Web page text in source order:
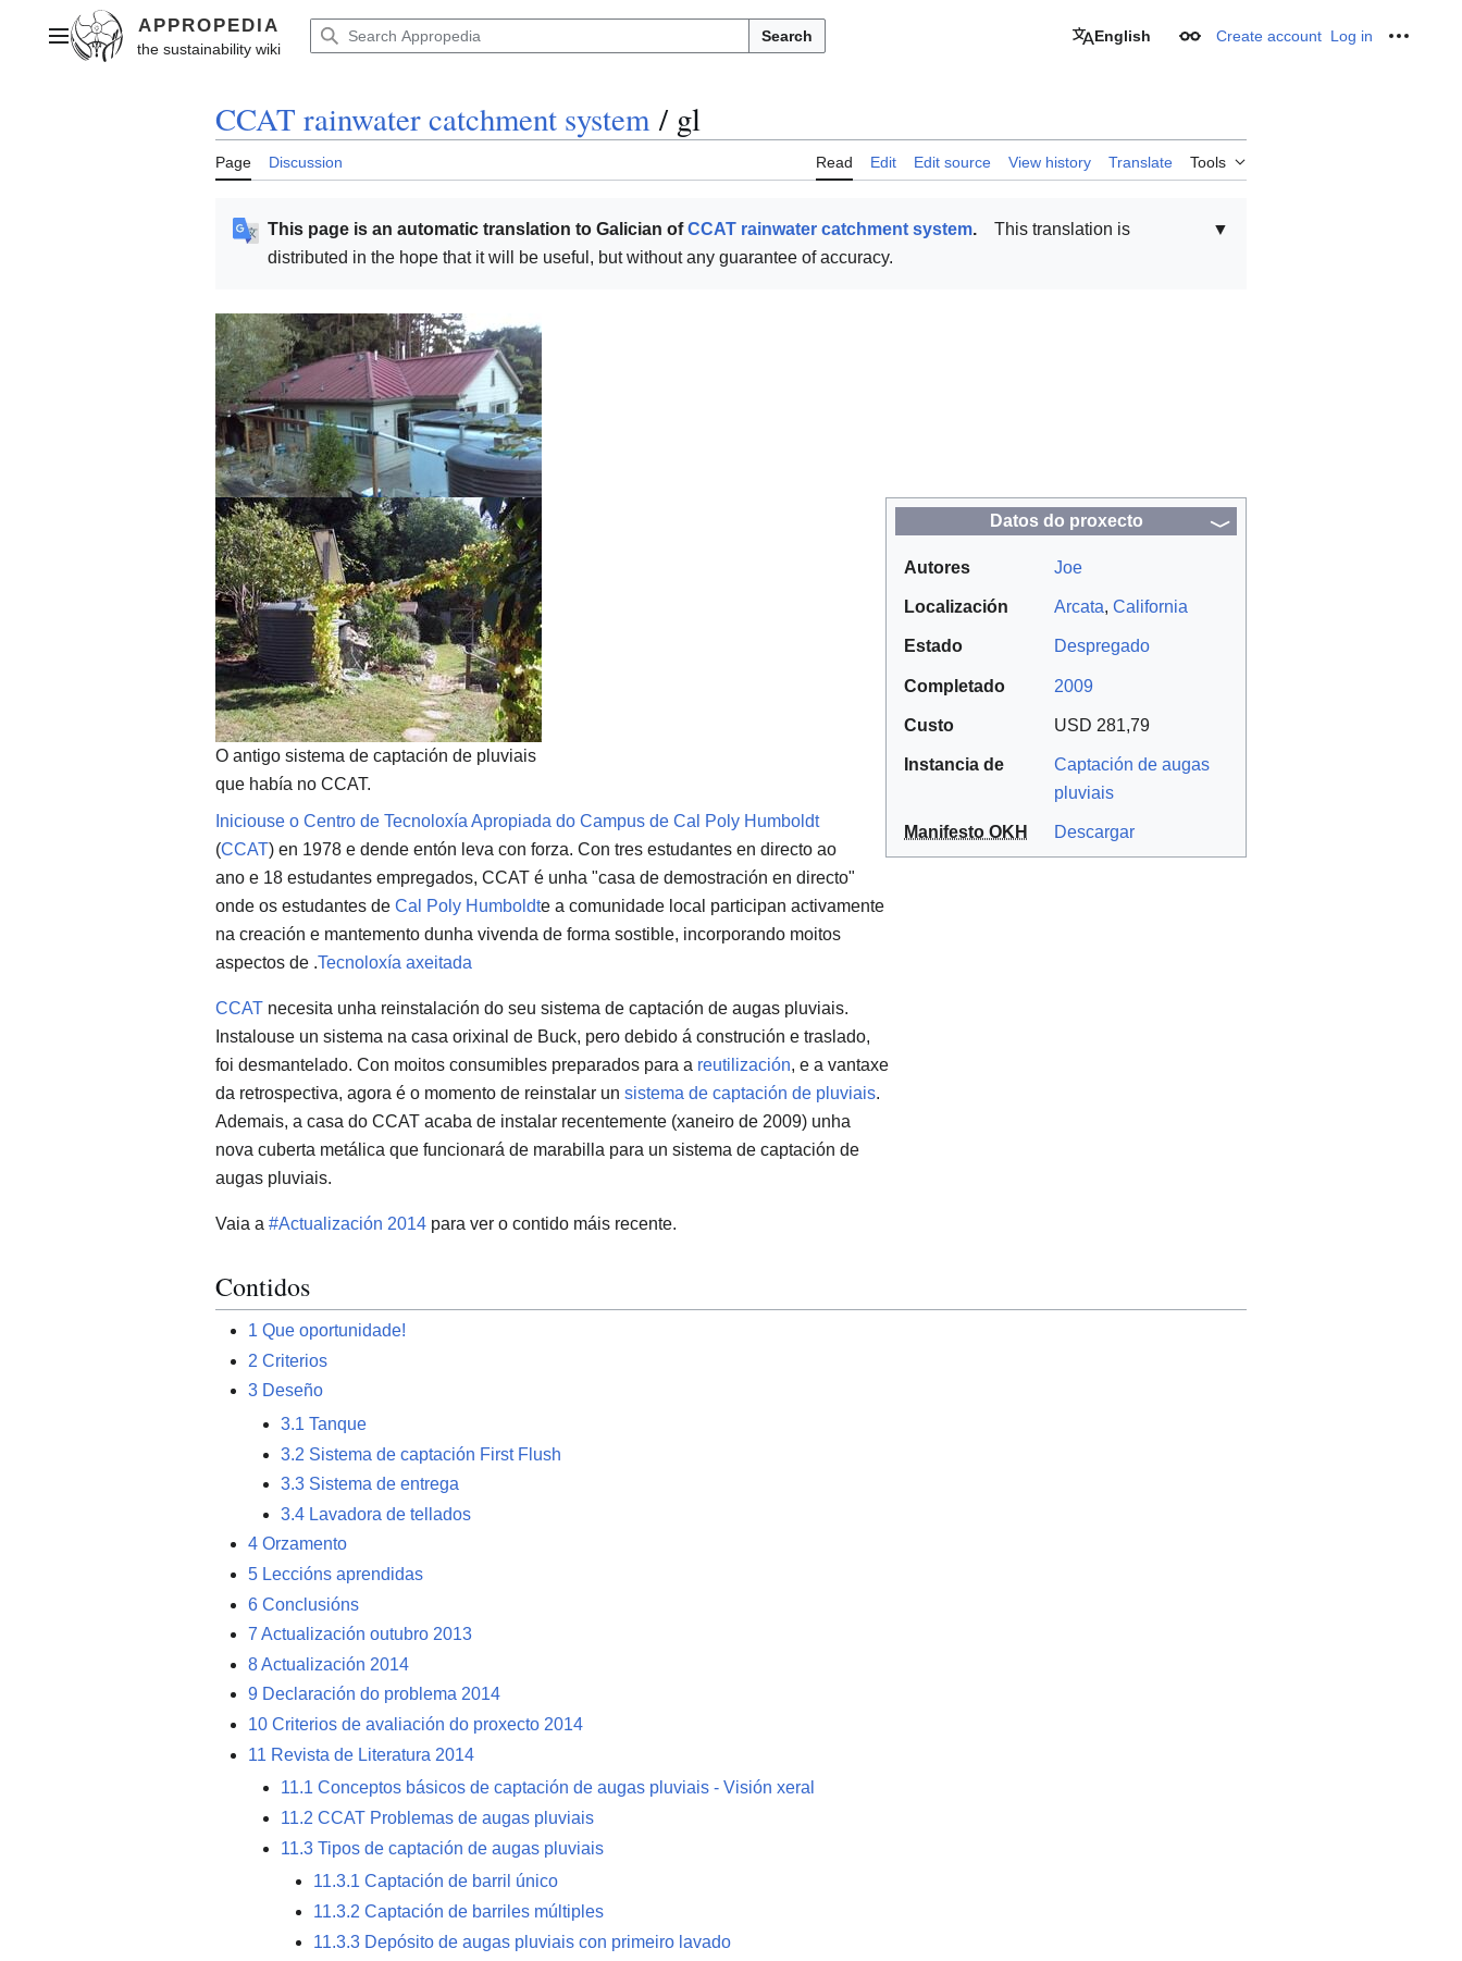
contentMain menu Search English Appearance
Create account Log in
CCAT rainwater catchment system / gl
Page Discussion Read Edit Edit source View history Translate Tools
▼
This page is an automatic translation to Galician ofCCAT rainwater catchment system.
This translation is
distributed in the hope that it will be useful, but without any guarantee of accuracy.
Datos do proxecto
Autores Joe
Localización Arcata, California
Estado Despregado
Completado 2009
Custo USD 281,79
Instancia de
Captación de augas
pluviais
Manifesto OKH Descargar
O antigo sistema de captación de pluviais
que había no CCAT.
Iniciouse o Centro de Tecnoloxía Apropiada do Campus de Cal Poly Humboldt
(CCAT) en 1978 e dende entón leva con forza. Con tres estudantes en directo ao
ano e 18 estudantes empregados, CCAT é unha "casa de demostración en directo"
onde os estudantes de Cal Poly Humboldte a comunidade local participan activamente
na creación e mantemento dunha vivenda de forma sostible, incorporando moitos
aspectos de .Tecnoloxía axeitada
CCAT necesita unha reinstalación do seu sistema de captación de augas pluviais.
Instalouse un sistema na casa orixinal de Buck, pero debido á construción e traslado,
foi desmantelado. Con moitos consumibles preparados para a reutilización, e a vantaxe
da retrospectiva, agora é o momento de reinstalar un sistema de captación de pluviais.
Ademais, a casa do CCAT acaba de instalar recentemente (xaneiro de 2009) unha
nova cuberta metálica que funcionará de marabilla para un sistema de captación de
augas pluviais.
Vaia a #Actualización 2014 para ver o contido máis recente.
Contidos
1 Que oportunidade!
2 Criterios
3 Deseño
3.1 Tanque
3.2 Sistema de captación First Flush
3.3 Sistema de entrega
3.4 Lavadora de tellados
4 Orzamento
5 Leccións aprendidas
6 Conclusións
7 Actualización outubro 2013
8Actualización 2014
9 Declaración do problema 2014
10 Criterios de avaliación do proxecto 2014
11 Revista de Literatura 2014
11.1 Conceptos básicos de captación de augas pluviais - Visión xeral
11.2 CCAT Problemas de augas pluviais
11.3 Tipos de captación de augas pluviais
11.3.1 Captación de barril único
11.3.2 Captación de barriles múltiples
11.3.3 Depósito de augas pluviais con primeiro lavado